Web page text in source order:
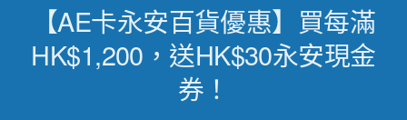
【AE卡永安百貨優惠】買每滿
HK$1,200，送HK$30永安現金
券！